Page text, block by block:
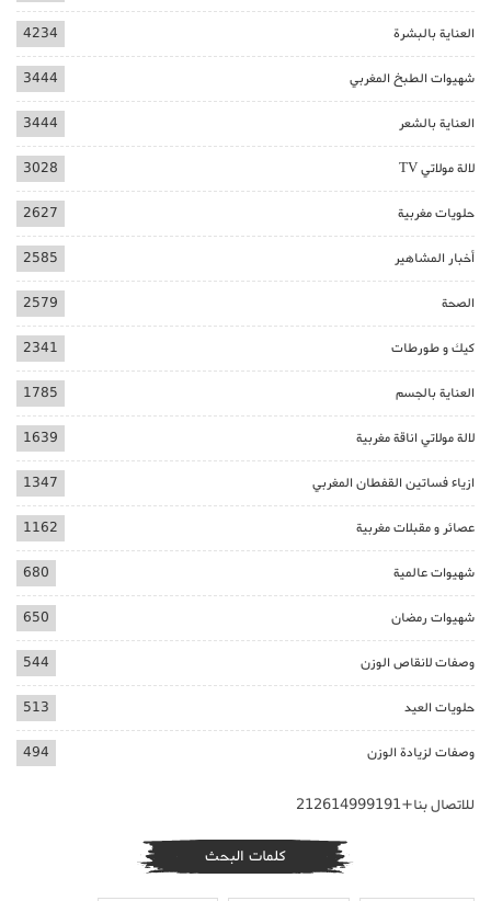
العناية بالبشرة 4234
شهيوات الطبخ المغربي 3444
العناية بالشعر 3444
لالة مولاتي TV 3028
حلويات مغربية 2627
أخبار المشاهير 2585
الصحة 2579
كيك و طورطات 2341
العناية بالجسم 1785
لالة مولاتي اناقة مغربية 1639
ازياء فساتين القفطان المغربي 1347
عصائر و مقبلات مغربية 1162
شهيوات عالمية 680
شهيوات رمضان 650
وصفات لانقاص الوزن 544
حلويات العيد 513
وصفات لزيادة الوزن 494
للاتصال بنا+212614999191
كلمات البحث